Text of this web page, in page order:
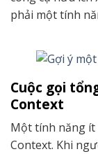
phải một tính
Cuộc gọi
Context
Một tính năng ít
Context. Khi